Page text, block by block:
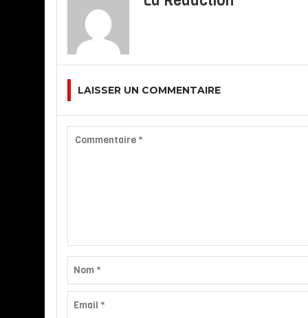
LAISSER UN COMMENTAIRE